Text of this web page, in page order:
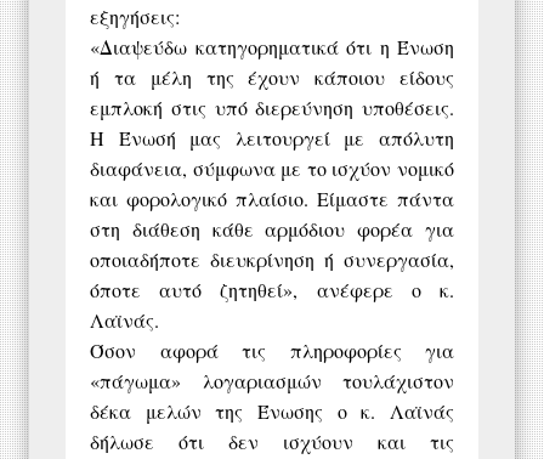
εξηγήσεις:
«Διαψεύδω κατηγορηματικά ότι η Ένωση
ή τα μέλη της έχουν κάποιου είδους
εμπλοκή στις υπό διερεύνηση υποθέσεις.
Η Ένωσή μας λειτουργεί με απόλυτη
διαφάνεια, σύμφωνα με το ισχύον νομικό
και φορολογικό πλαίσιο. Είμαστε πάντα
στη διάθεση κάθε αρμόδιου φορέα για
οποιαδήποτε διευκρίνηση ή συνεργασία,
όποτε αυτό ζητηθεί», ανέφερε ο κ.
Λαϊνάς.
Όσον αφορά τις πληροφορίες για
«πάγωμα» λογαριασμών τουλάχιστον
δέκα μελών της Ένωσης ο κ. Λαϊνάς
δήλωσε ότι δεν ισχύουν και τις